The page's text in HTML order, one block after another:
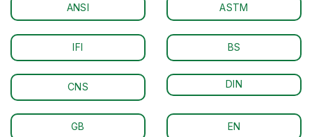
ANSI ASTM
IFI BS
CNS DIN
GB EN